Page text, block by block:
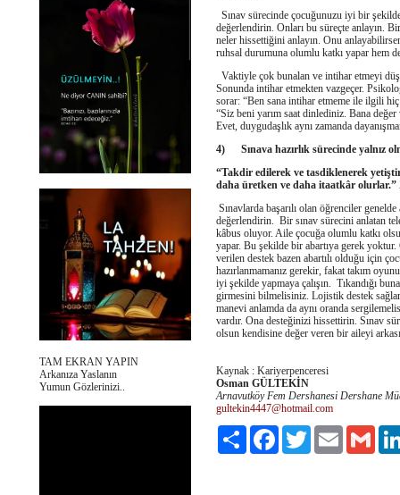
TAM EKRAN YAPIN
Arkanıza Yaslanın
Yumun Gözlerinizi..
Sınav sürecinde çocuğunuzu iyi bir
değerlendirin. Onları bu süreçte anlayın.
neler hissettiğini anlayın. Onu
ruhsal durumuna olumlu katkı yapar hem
Vaktiyle çok bunalan ve intihar etmeyi
Sonunda intihar etmekten vazgeçer.
sorar: “Ben sana intihar etmeme ile ilgili
“Siz beni yarım saat dinlediniz. Bana
Evet, duygudaşlık aynı zamanda
4) Sınava hazırlık sürecinde yalnız
“Takdir edilerek ve tasdiklenerek
daha üretken ve daha itaatkâr olurlar.”
Sınavlarda başarılı olan öğrenciler
değerlendirin. Bir sınav sürecini anlatan
kâbus oluyor. Aile çocuğa olumlu katkı
yapar. Bu şekilde bir abartıya gerek
verilen destek bazen abartılı olduğu için
hazırlanmamanız gerekir, fakat takım
iyi şekilde yapmaya çalışın. Tıkandığı
girmesini bilmelisiniz. Lojistik destek
manevi anlamda da aynı oranda
vardır. Ona desteğinizi hissettirin. Sınav
olsun kendisine değer veren bir aileyi
Kaynak : Kariyerpenceresi
Osman GÜLTEKİN
Arnavutköy Fem Dershanesi Dershane
gultekin4447@hotmail.com
Paylaş
FacebookTwitter Email Gmail